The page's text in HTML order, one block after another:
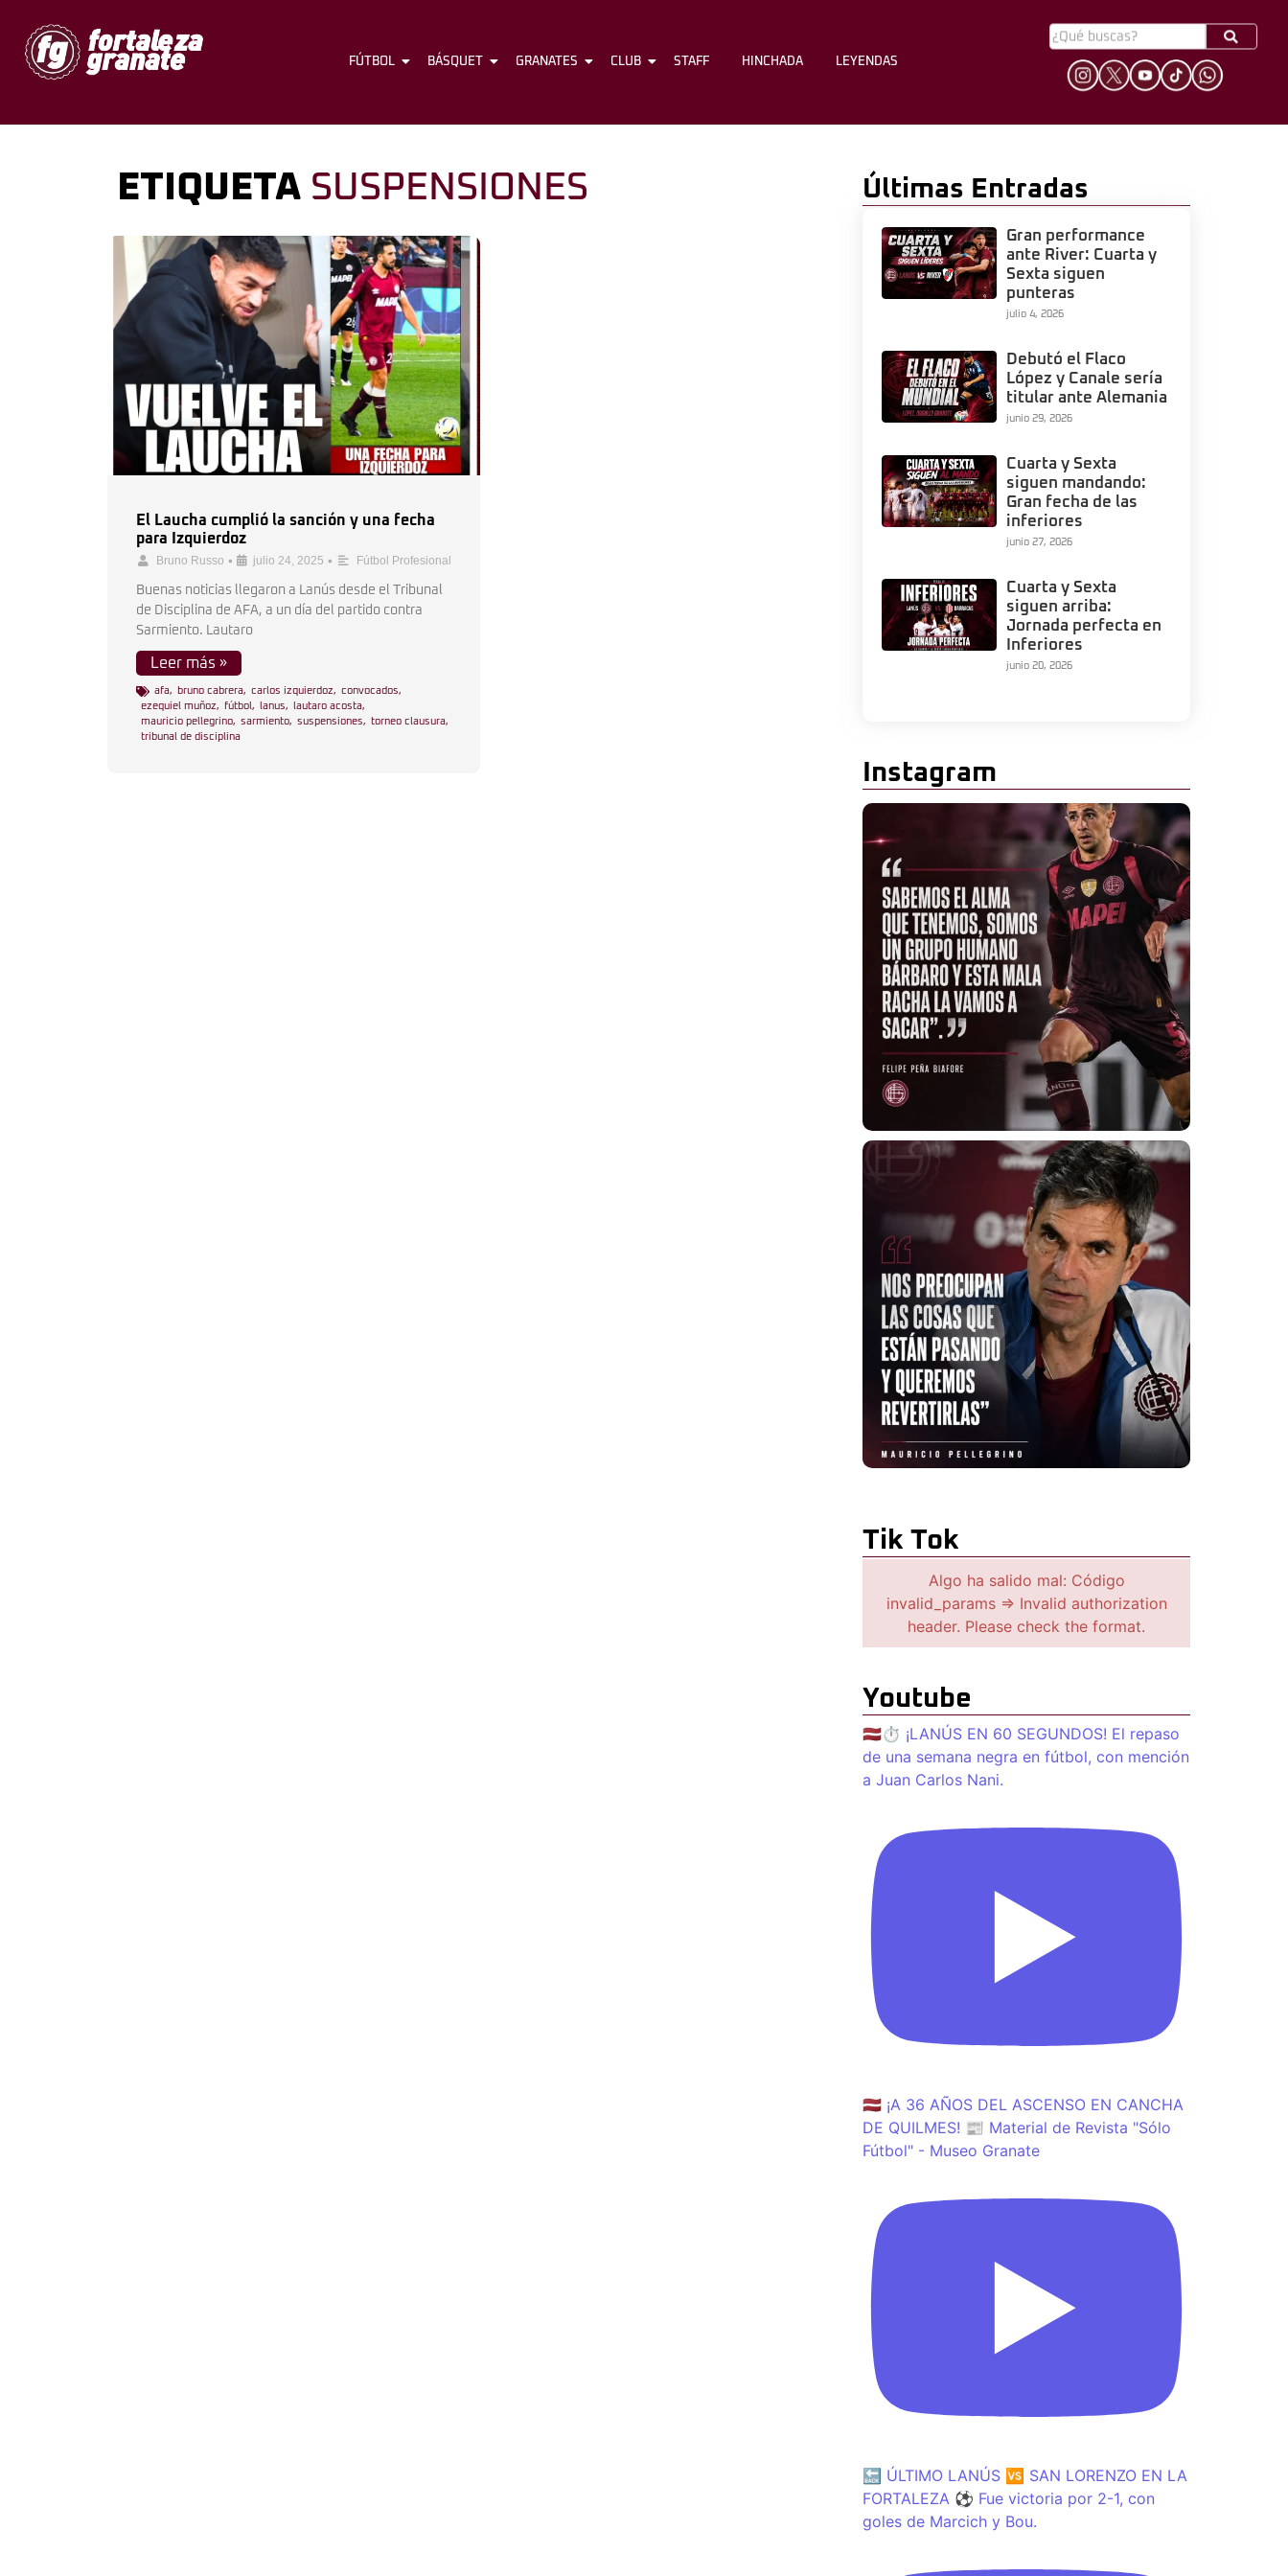
FÚTBOL BÁSQUET GRANATES CLUB STAFF HINCHADA
FÚTBOL BÁSQUET GRANATES CLUB STAFF HINCHADA LEYENDAS
ETIQUETA SUSPENSIONES
El Laucha cumplió la sanción y una fecha
para Izquierdoz
Bruno Russo • julio 24, 2025 • Fútbol Profesional
Buenas noticias llegaron a Lanús desde el Tribunal
de Disciplina de AFA, a un día del partido contra
Sarmiento. Lautaro
Leer más »
afa, bruno cabrera, carlos izquierdoz, convocados,
ezequiel muñoz, fútbol , lanus, lautaro acosta,
mauricio pellegrino, sarmiento, suspensiones, torneo clausura,
tribunal de disciplina
Últimas Entradas
Gran performance
ante River: Cuarta y
Sexta siguen
punteras
julio 4, 2026
Debutó el Flaco
López y Canale sería
titular ante Alemania
junio 29, 2026
Cuarta y Sexta
siguen mandando:
Gran fecha de las
inferiores
junio 27, 2026
Cuarta y Sexta
siguen arriba:
Jornada perfecta en
Inferiores
junio 20, 2026
Instagram
Tik Tok
Algo ha salido mal: Código
invalid_params => Invalid authorization
header. Please check the format.
Youtube
🇱🇻⏱️ ¡LANÚS EN 60 SEGUNDOS! El repaso
de una semana negra en fútbol, con mención
a Juan Carlos Nani.
🇱🇻 ¡A 36 AÑOS DEL ASCENSO EN CANCHA
DE QUILMES! 📰 Material de Revista "Sólo
Fútbol" - Museo Granate
🔙 ÚLTIMO LANÚS 🆚 SAN LORENZO EN LA
FORTALEZA ⚽️ Fue victoria por 2-1, con
goles de Marcich y Bou.